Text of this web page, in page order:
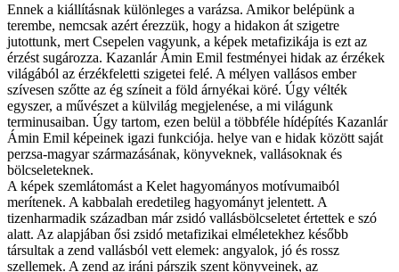
Ennek a kiállításnak különleges a varázsa. Amikor belépünk a
terembe, nemcsak azért érezzük, hogy a hidakon át szigetre
jutottunk, mert Csepelen vagyunk, a képek metafizikája is ezt az
érzést sugározza. Kazanlár Ámin Emil festményei hidak az érzékek
világából az érzékfeletti szigetei felé. A mélyen vallásos ember
szívesen szőtte az ég színeit a föld árnyékai köré. Úgy vélték
egyszer, a művészet a külvilág megjelenése, a mi világunk
terminusaiban. Úgy tartom, ezen belül a többféle hídépítés Kazanlár
Ámin Emil képeinek igazi funkciója. helye van e hidak között saját
perzsa-magyar származásának, könyveknek, vallásoknak és
bölcseleteknek.
A képek szemlátomást a Kelet hagyományos motívumaiból
merítenek. A kabbalah eredetileg hagyományt jelentett. A
tizenharmadik században már zsidó vallásbölcseletet értettek e szó
alatt. Az alapjában ősi zsidó metafizikai elméletekhez később
társultak a zend vallásból vett elemek: angyalok, jó és rossz
szellemek. A zend az iráni párszik szent könyveinek, az